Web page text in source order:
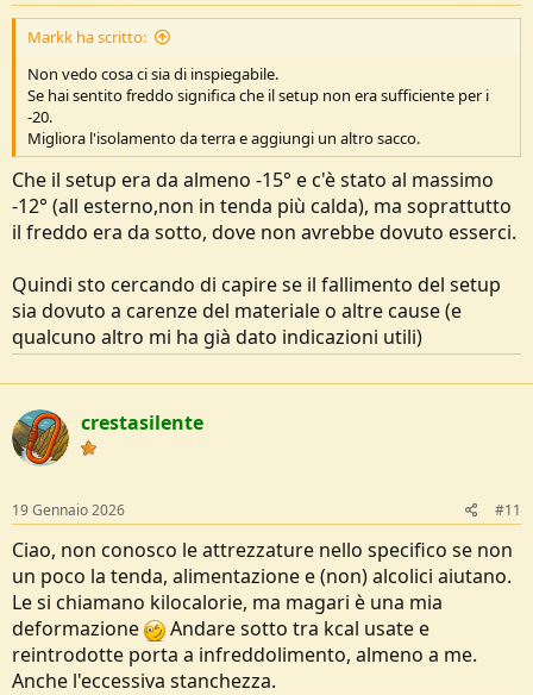
Markk ha scritto:
Non vedo cosa ci sia di inspiegabile.
Se hai sentito freddo significa che il setup non era sufficiente per i
-20.
Migliora l'isolamento da terra e aggiungi un altro sacco.
Che il setup era da almeno -15° e c'è stato al massimo
-12° (all esterno,non in tenda più calda), ma soprattutto
il freddo era da sotto, dove non avrebbe dovuto esserci.
Quindi sto cercando di capire se il fallimento del setup
sia dovuto a carenze del materiale o altre cause (e
qualcuno altro mi ha già dato indicazioni utili)
crestasilente
19 Gennaio 2026 #11
Ciao, non conosco le attrezzature nello specifico se non
un poco la tenda, alimentazione e (non) alcolici aiutano.
Le si chiamano kilocalorie, ma magari è una mia
deformazione
Andare sotto tra kcal usate e
reintrodotte porta a infreddolimento, almeno a me.
Anche l'eccessiva stanchezza.